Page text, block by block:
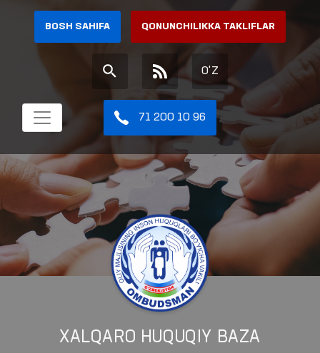
BOSH SAHIFA QONUNCHILIKKA TAKLIFLAR
O'Z
71 200 10 96
XALQARO HUQUQIY BAZA